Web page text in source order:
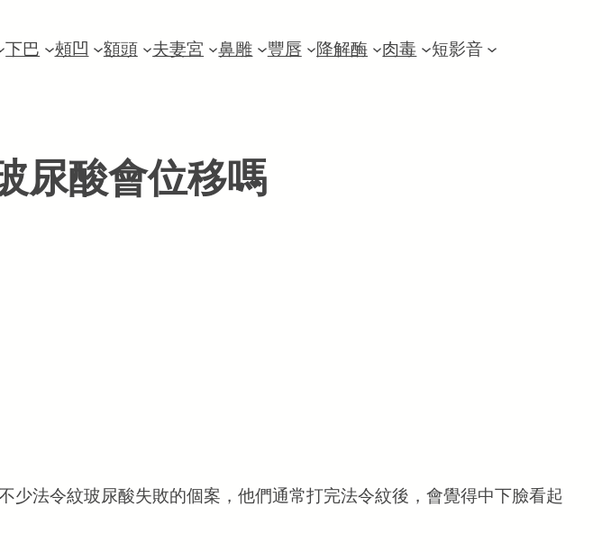
下巴 頰凹 額頭 夫妻宮 鼻雕 豐唇 降解酶 肉毒 短影音
尿酸會位移嗎
少法令紋玻尿酸失敗的個案，他們通常打完法令紋後，會覺得中下臉看起